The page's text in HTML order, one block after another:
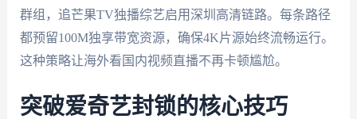
群组，追芒果TV独播综艺启用深圳高清链路。每条路径
都预留100M独享带宽资源，确保4K片源始终流畅运行。
这种策略让海外看国内视频直播不再卡顿尴尬。
突破爱奇艺封锁的核心技巧